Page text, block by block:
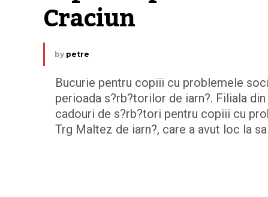
Craciun
by petre
Bucurie pentru copiii cu problemele
perioada s?rb?torilor de iarn?. Filiala
cadouri de s?rb?tori pentru copiii cu
Trg Maltez de iarn?, care a avut loc la